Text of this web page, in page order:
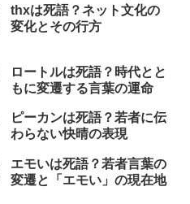
thxは死語？ネット文化の
変化とその行方
ロートルは死語？時代とと
もに変遷する言葉の運命
ピーカンは死語？若者に伝
わらない快晴の表現
エモいは死語？若者言葉の
変遷と「エモい」の現在地